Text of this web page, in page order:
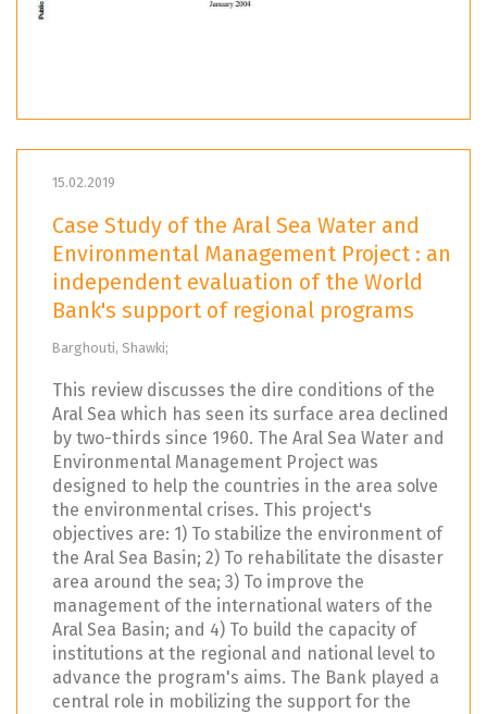
15.02.2019
Case Study of the Aral Sea Water and
Environmental Management Project : an
independent evaluation of the World
Bank's support of regional programs
Barghouti, Shawki;
This review discusses the dire conditions of the
Aral Sea which has seen its surface area declined
by two-thirds since 1960. The Aral Sea Water and
Environmental Management Project was
designed to help the countries in the area solve
the environmental crises. This project's
objectives are: 1) To stabilize the environment of
the Aral Sea Basin; 2) To rehabilitate the disaster
area around the sea; 3) To improve the
management of the international waters of the
Aral Sea Basin; and 4) To build the capacity of
institutions at the regional and national level to
advance the program's aims. The Bank played a
central role in mobilizing the support for the